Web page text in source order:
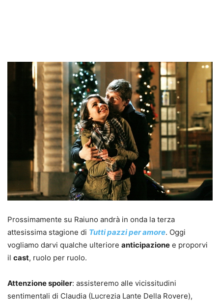
Prossimamente su Raiuno andrà in onda la terza
attesissima stagione di Tutti pazzi per amore. Oggi
vogliamo darvi qualche ulteriore anticipazione e proporvi
il cast, ruolo per ruolo.
Attenzione spoiler: assisteremo alle vicissitudini
sentimentali di Claudia (Lucrezia Lante Della Rovere),